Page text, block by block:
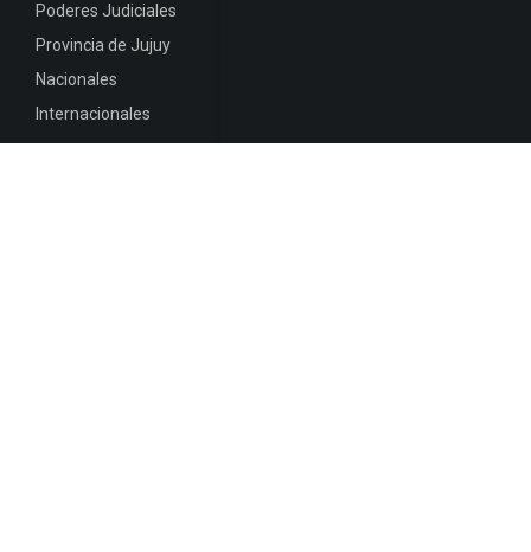
Poderes Judiciales
Provincia de Jujuy
Nacionales
Internacionales